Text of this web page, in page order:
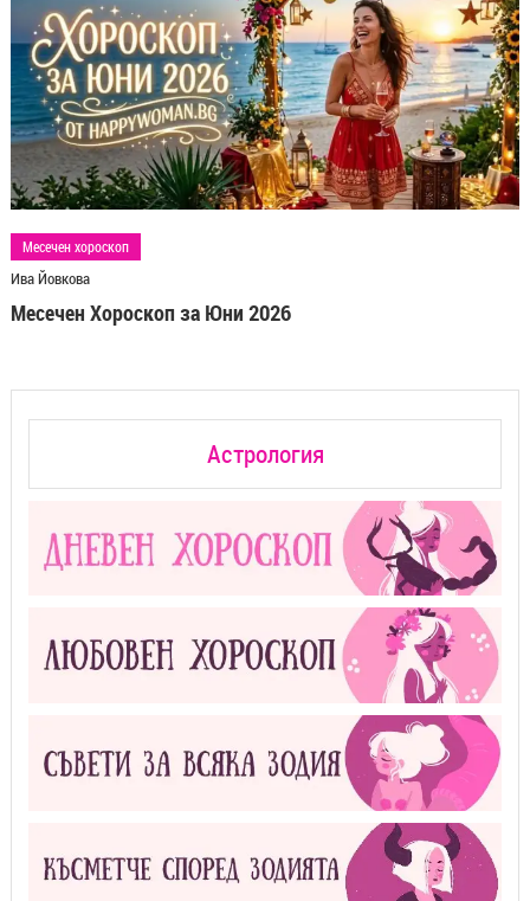
Месечен хороскоп
Ива Йовкова
Месечен Хороскоп за Юни 2026
Астрология